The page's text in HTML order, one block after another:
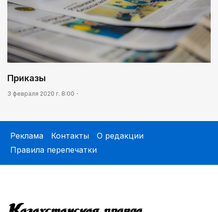
Приказы
3 февраля 2020 г. 8:00
Реклама Контакты
О редакции
Правила перепечатки